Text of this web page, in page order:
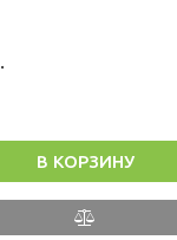
В КОРЗИНУ